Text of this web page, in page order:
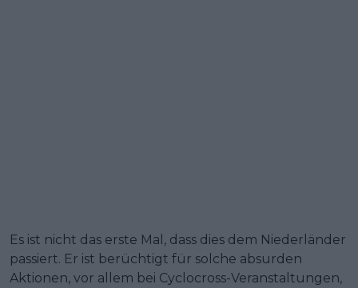
Es ist nicht das erste Mal, dass dies dem Niederländer
passiert. Er ist berüchtigt für solche absurden
Aktionen, vor allem bei Cyclocross-Veranstaltungen,